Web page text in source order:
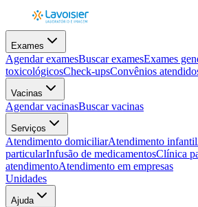
Exames
Agendar examesBuscar examesExames
toxicológicosCheck-upsConvênios
Vacinas
Agendar vacinasBuscar vacinas
Serviços
Atendimento domiciliarAtendimento infantil
particularInfusão de medicamentosClínica
atendimentoAtendimento em empresas
Unidades
Ajuda